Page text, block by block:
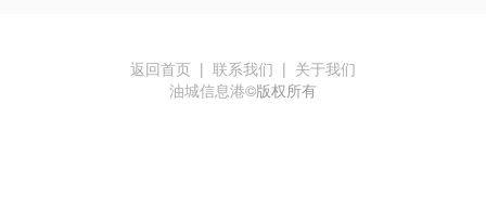
返回首页 | 联系我们 | 关于我们
油城信息港©版权所有